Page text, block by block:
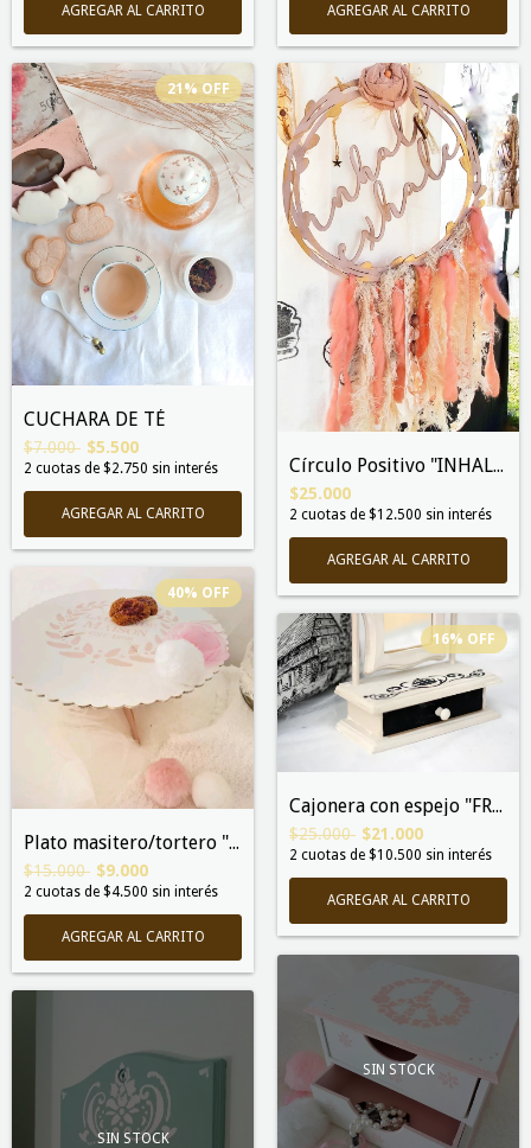
AGREGAR AL CARRITO
21 % OFF
CUCHARA DE TÉ
$7.000 $5.500
2 cuotas de $2.750 sin interés Círculo Positivo "INHALE*EXHALE"
$25.000
2 cuotas de $12.500 sin interés
40% OFF
Plato masitero/tortero "MARCELA"
$15.000 $9.000
2 cuotas de $4.500 sin interés
16% OFF
Cajonera con espejo "FRANCIS"
$25.000 $21.000
2 cuotas de $10.500 sin interés
SIN STOCK
SIN STOCK